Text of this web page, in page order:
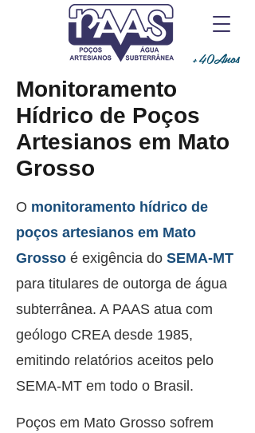
+40Anos
Monitoramento
Hídrico de Poços
Artesianos em Mato
Grosso
O monitoramento hídrico de
poços artesianos em Mato
Grosso é exigência do SEMA-MT
para titulares de outorga de água
subterrânea. A PAAS atua com
geólogo CREA desde 1985,
emitindo relatórios aceitos pelo
SEMA-MT em todo o Brasil.
Poços em Mato Grosso sofrem